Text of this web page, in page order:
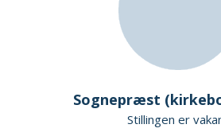
Sognepræst
Stillingen er